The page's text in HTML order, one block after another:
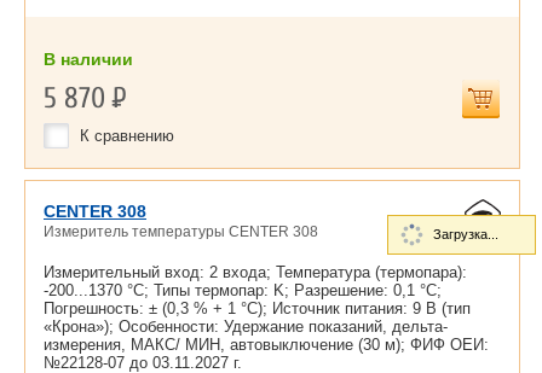
В наличии
5 870Р
К сравнению
CENTER 308
Измеритель температуры CENTER 308
Измерительный вход: 2 входа; Температура (термопара):
-200...1370 °С; Типы термопар: K; Разрешение: 0,1 °С;
Погрешность: ± (0,3 % + 1 °С); Источник питания: 9 В (тип
«Крона»); Особенности: Удержание показаний, дельта-
измерения, МАКС/ МИН, автовыключение (30 м); ФИФ ОЕИ:
№22128-07 до 03.11.2027 г.
Загрузка...